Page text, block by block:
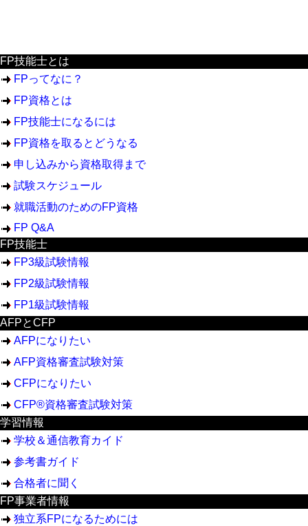
FP技能士とは
FPってなに？
FP資格とは
FP技能士になるには
FP資格を取るとどうなる
申し込みから資格取得まで
試験スケジュール
就職活動のためのFP資格
FP Q&A
FP技能士
FP3級試験情報
FP2級試験情報
FP1級試験情報
AFPとCFP
AFPになりたい
AFP資格審査試験対策
CFPになりたい
CFP®資格審査試験対策
学習情報
学校＆通信教育カイド
参考書ガイド
合格者に聞く
FP事業者情報
独立系FPになるためには